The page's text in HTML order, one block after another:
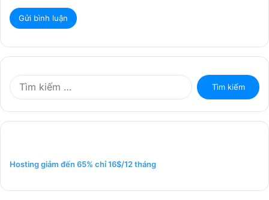
k
o
Hosting giảm đến 65% chỉ 16$/12 tháng